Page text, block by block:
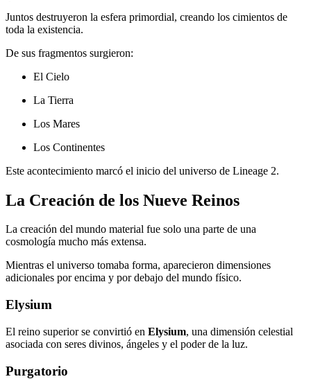
Juntos destruyeron la esfera primordial, creando los cimientos de
toda la existencia.
De sus fragmentos surgieron:
El Cielo
La Tierra
Los Mares
Los Continentes
Este acontecimiento marcó el inicio del universo de Lineage 2.
La Creación de los Nueve Reinos
La creación del mundo material fue solo una parte de una
cosmología mucho más extensa.
Mientras el universo tomaba forma, aparecieron dimensiones
adicionales por encima y por debajo del mundo físico.
Elysium
El reino superior se convirtió en Elysium, una dimensión celestial
asociada con seres divinos, ángeles y el poder de la luz.
Purgatorio